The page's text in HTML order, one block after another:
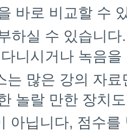
바로 비교할 수
하실 수 있습니
니시거나 녹음
는 많은 강의 자
놀랄 만한 장치
아닙니다, 점수